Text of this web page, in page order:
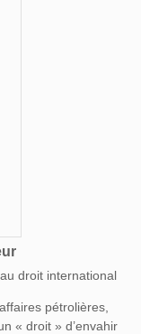
droit international
pétrolières,
« droit » d’envahir